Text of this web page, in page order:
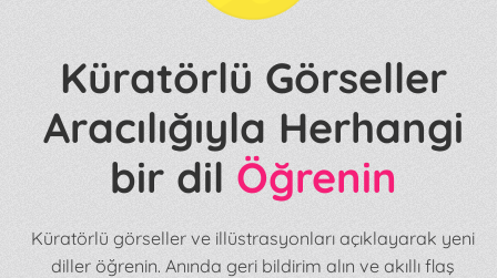
Küratörlü Görseller
Aracılığıyla Herhangi
bir dil Öğrenin
Küratörlü görseller ve illüstrasyonları açıklayarak yeni
diller öğrenin. Anında geri bildirim alın ve akıllı flaş